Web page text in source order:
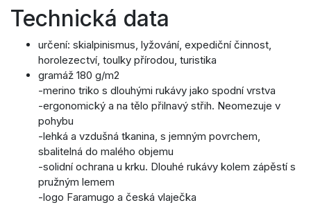
Technická data
určení: skialpinismus, lyžování, expediční činnost,
horolezectví, toulky přírodou, turistika
gramáž 180 g/m2
-merino triko s dlouhými rukávy jako spodní vrstva
-ergonomický a na tělo přilnavý střih. Neomezuje v
pohybu
-lehká a vzdušná tkanina, s jemným povrchem,
sbalitelná do malého objemu
-solidní ochrana u krku. Dlouhé rukávy kolem zápěstí s
pružným lemem
-logo Faramugo a česká vlaječka